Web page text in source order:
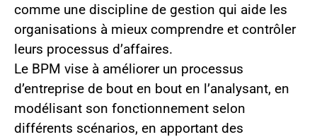
comme une discipline de gestion qui aide les
organisations à mieux comprendre et contrôler
leurs processus d’affaires.
Le BPM vise à améliorer un processus
d’entreprise de bout en bout en l’analysant, en
modélisant son fonctionnement selon
différents scénarios, en apportant des